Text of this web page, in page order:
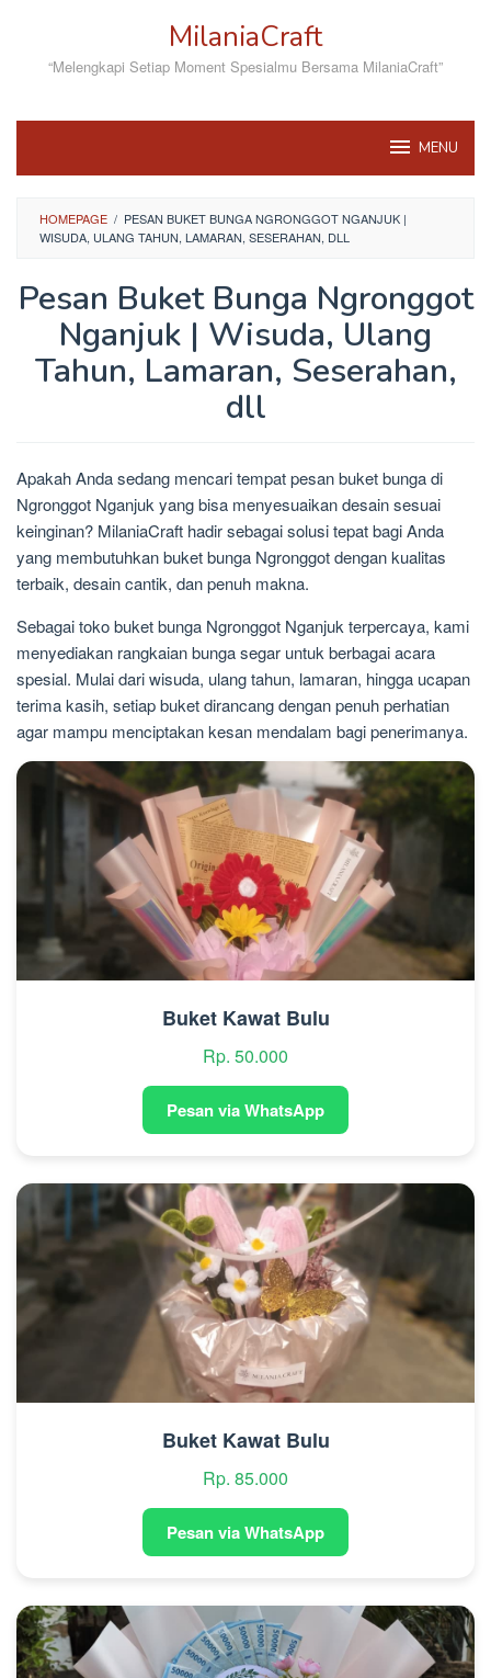
content
MilaniaCraft
“Melengkapi Setiap Moment Spesialmu Bersama MilaniaCraft”
MENU
HOMEPAGE / PESAN BUKET BUNGA NGRONGGOT NGANJUK |
WISUDA, ULANG TAHUN, LAMARAN, SESERAHAN, DLL
Pesan Buket Bunga Ngronggot
Nganjuk | Wisuda, Ulang
Tahun, Lamaran, Seserahan,
dll
on
October
30,
2025
Apakah Anda sedang mencari tempat pesan buket bunga di
Ngronggot Nganjuk yang bisa menyesuaikan desain sesuai
keinginan? MilaniaCraft hadir sebagai solusi tepat bagi Anda
yang membutuhkan buket bunga Ngronggot dengan kualitas
terbaik, desain cantik, dan penuh makna.
Sebagai toko buket bunga Ngronggot Nganjuk terpercaya, kami
menyediakan rangkaian bunga segar untuk berbagai acara
spesial. Mulai dari wisuda, ulang tahun, lamaran, hingga ucapan
terima kasih, setiap buket dirancang dengan penuh perhatian
agar mampu menciptakan kesan mendalam bagi penerimanya.
Buket Kawat Bulu
Rp. 50.000
Pesan via WhatsApp
Buket Kawat Bulu
Rp. 85.000
Pesan via WhatsApp